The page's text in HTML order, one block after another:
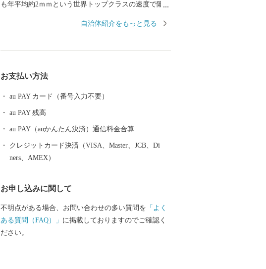
も年平均約2ｍｍという世界トップクラスの速度で隆起
には段丘が広がり一番高いところでも標高は211ｍしか
なく、平坦な島といえます。主な産業はサトウキビを
シェアを誇ります。
自治体紹介をもっと見る
お支払い方法
au PAY カード（番号入力不要）
au PAY 残高
au PAY（auかんたん決済）通信料金合算
クレジットカード決済（VISA、Master、JCB、Di
ners、AMEX）
お申し込みに関して
不明点がある場合、お問い合わせの多い質問を 「よく
ある質問（FAQ）」 に掲載しておりますのでご確認く
ださい。